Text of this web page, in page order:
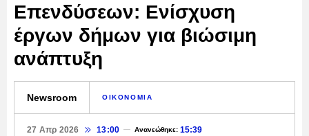
Επενδύσεων: Ενίσχυση
έργων δήμων για βιώσιμη
ανάπτυξη
Newsroom ΟΙΚΟΝΟΜΙΑ
27 Απρ 2026 13:00 Ανανεώθηκε: 15:39